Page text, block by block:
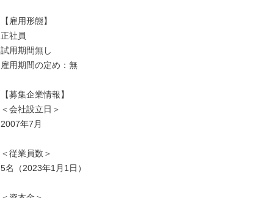
【雇用形態】
正社員
試用期間無し
雇用期間の定め：無
【募集企業情報】
＜会社設立日＞
2007年7月
＜従業員数＞
5名（2023年1月1日）